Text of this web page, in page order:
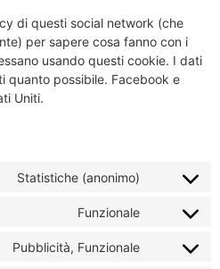
di questi social network (che
per sapere cosa fanno con i
usando questi cookie. I dati
quanto possibile. Facebook e
Uniti.
Statistiche (anonimo)
Funzionale
Pubblicità, Funzionale